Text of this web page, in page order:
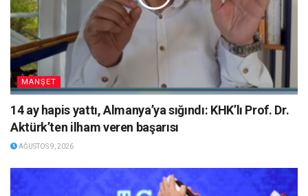
MANŞET
14 ay hapis yattı, Almanya’ya sığındı: KHK’lı Prof. Dr.
Aktürk’ten ilham veren başarısı
AĞUSTOS 9, 2026